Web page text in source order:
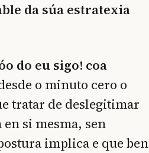
da súa estratexia
do eu sigo! coa
o minuto cero o
tratar de deslegitimar
si mesma, sen
implica e que ben